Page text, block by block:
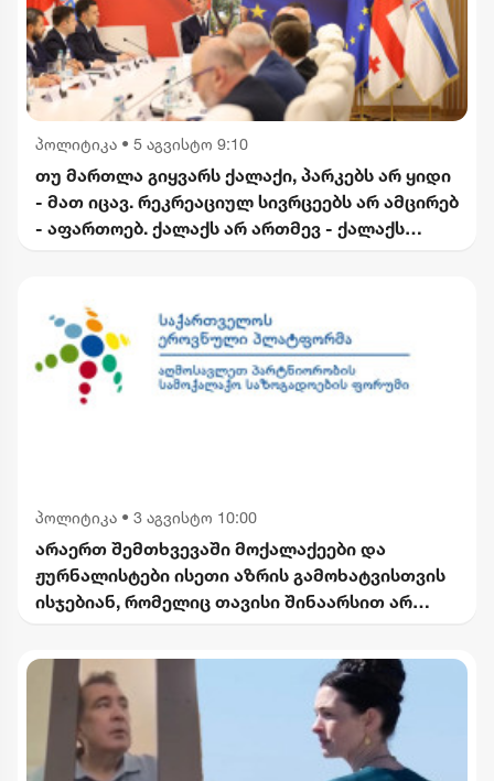
პოლიტიკა • 5 აგვისტო 9:10
თუ მართლა გიყვარს ქალაქი, პარკებს არ ყიდი
- მათ იცავ. რეკრეაციულ სივრცეებს არ ამცირებ
- აფართოებ. ქალაქს არ ართმევ - ქალაქს
პოლიტიკა • 3 აგვისტო 10:00
არაერთ შემთხვევაში მოქალაქეები და
ჟურნალისტები ისეთი აზრის გამოხატვისთვის
ისჯებიან, რომელიც თავისი შინაარსით არ
საქართველოს ეროვნული პლატფორმა